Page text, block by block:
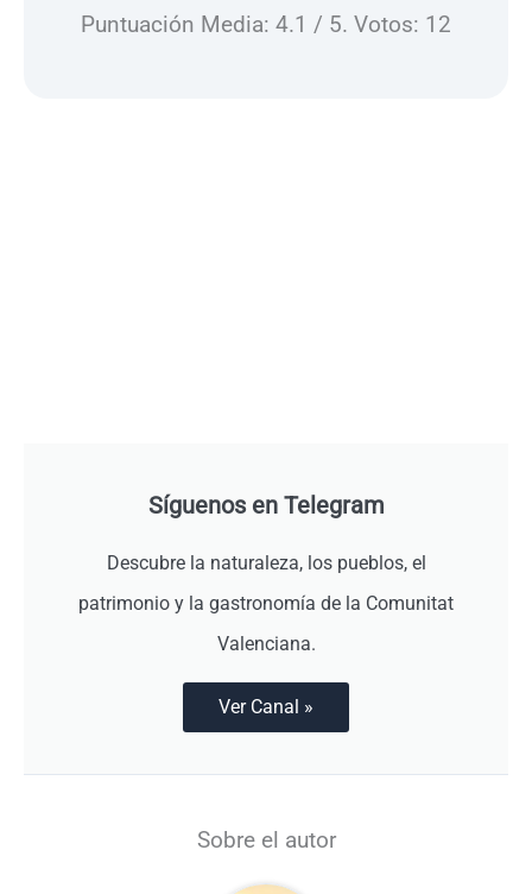
Puntuación Media: 4.1 / 5. Votos: 12
Síguenos en Telegram
Descubre la naturaleza, los pueblos, el
patrimonio y la gastronomía de la Comunitat
Valenciana.
Ver Canal »
Sobre el autor